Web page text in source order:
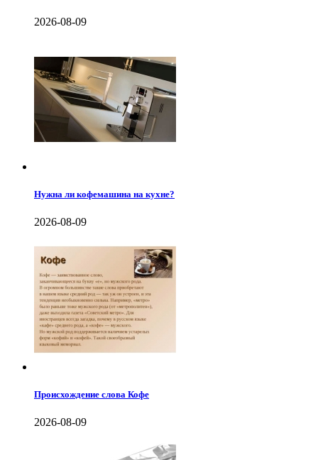
2026-08-09
Нужна ли кофемашина на кухне?
2026-08-09
Происхождение слова Кофе
2026-08-09